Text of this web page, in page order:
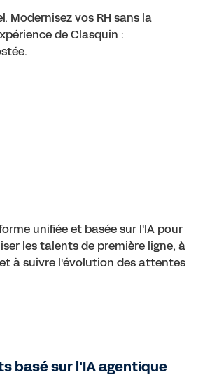
Modernisez vos RH sans la
de Clasquin :
unifiée et basée sur l'IA pour
les talents de première ligne, à
à suivre l'évolution des attentes
basé sur l'IA agentique